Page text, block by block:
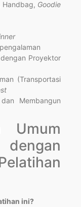
Handbag, Goodie
Proyektor
(Transportasi
Membangun
Umum
ini?